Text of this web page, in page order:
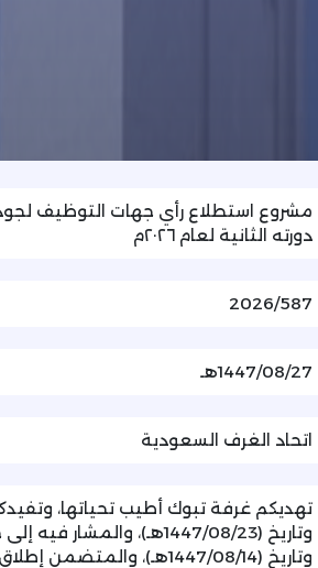
مشروع استطلاع رأي جهات التوظيف
دورته الثانية لعام ٢٠٢٦م
2026/587
1447/08/27هـ
اتحاد الغرف السعودية
وتاريخ (1447/08/14هـ)،